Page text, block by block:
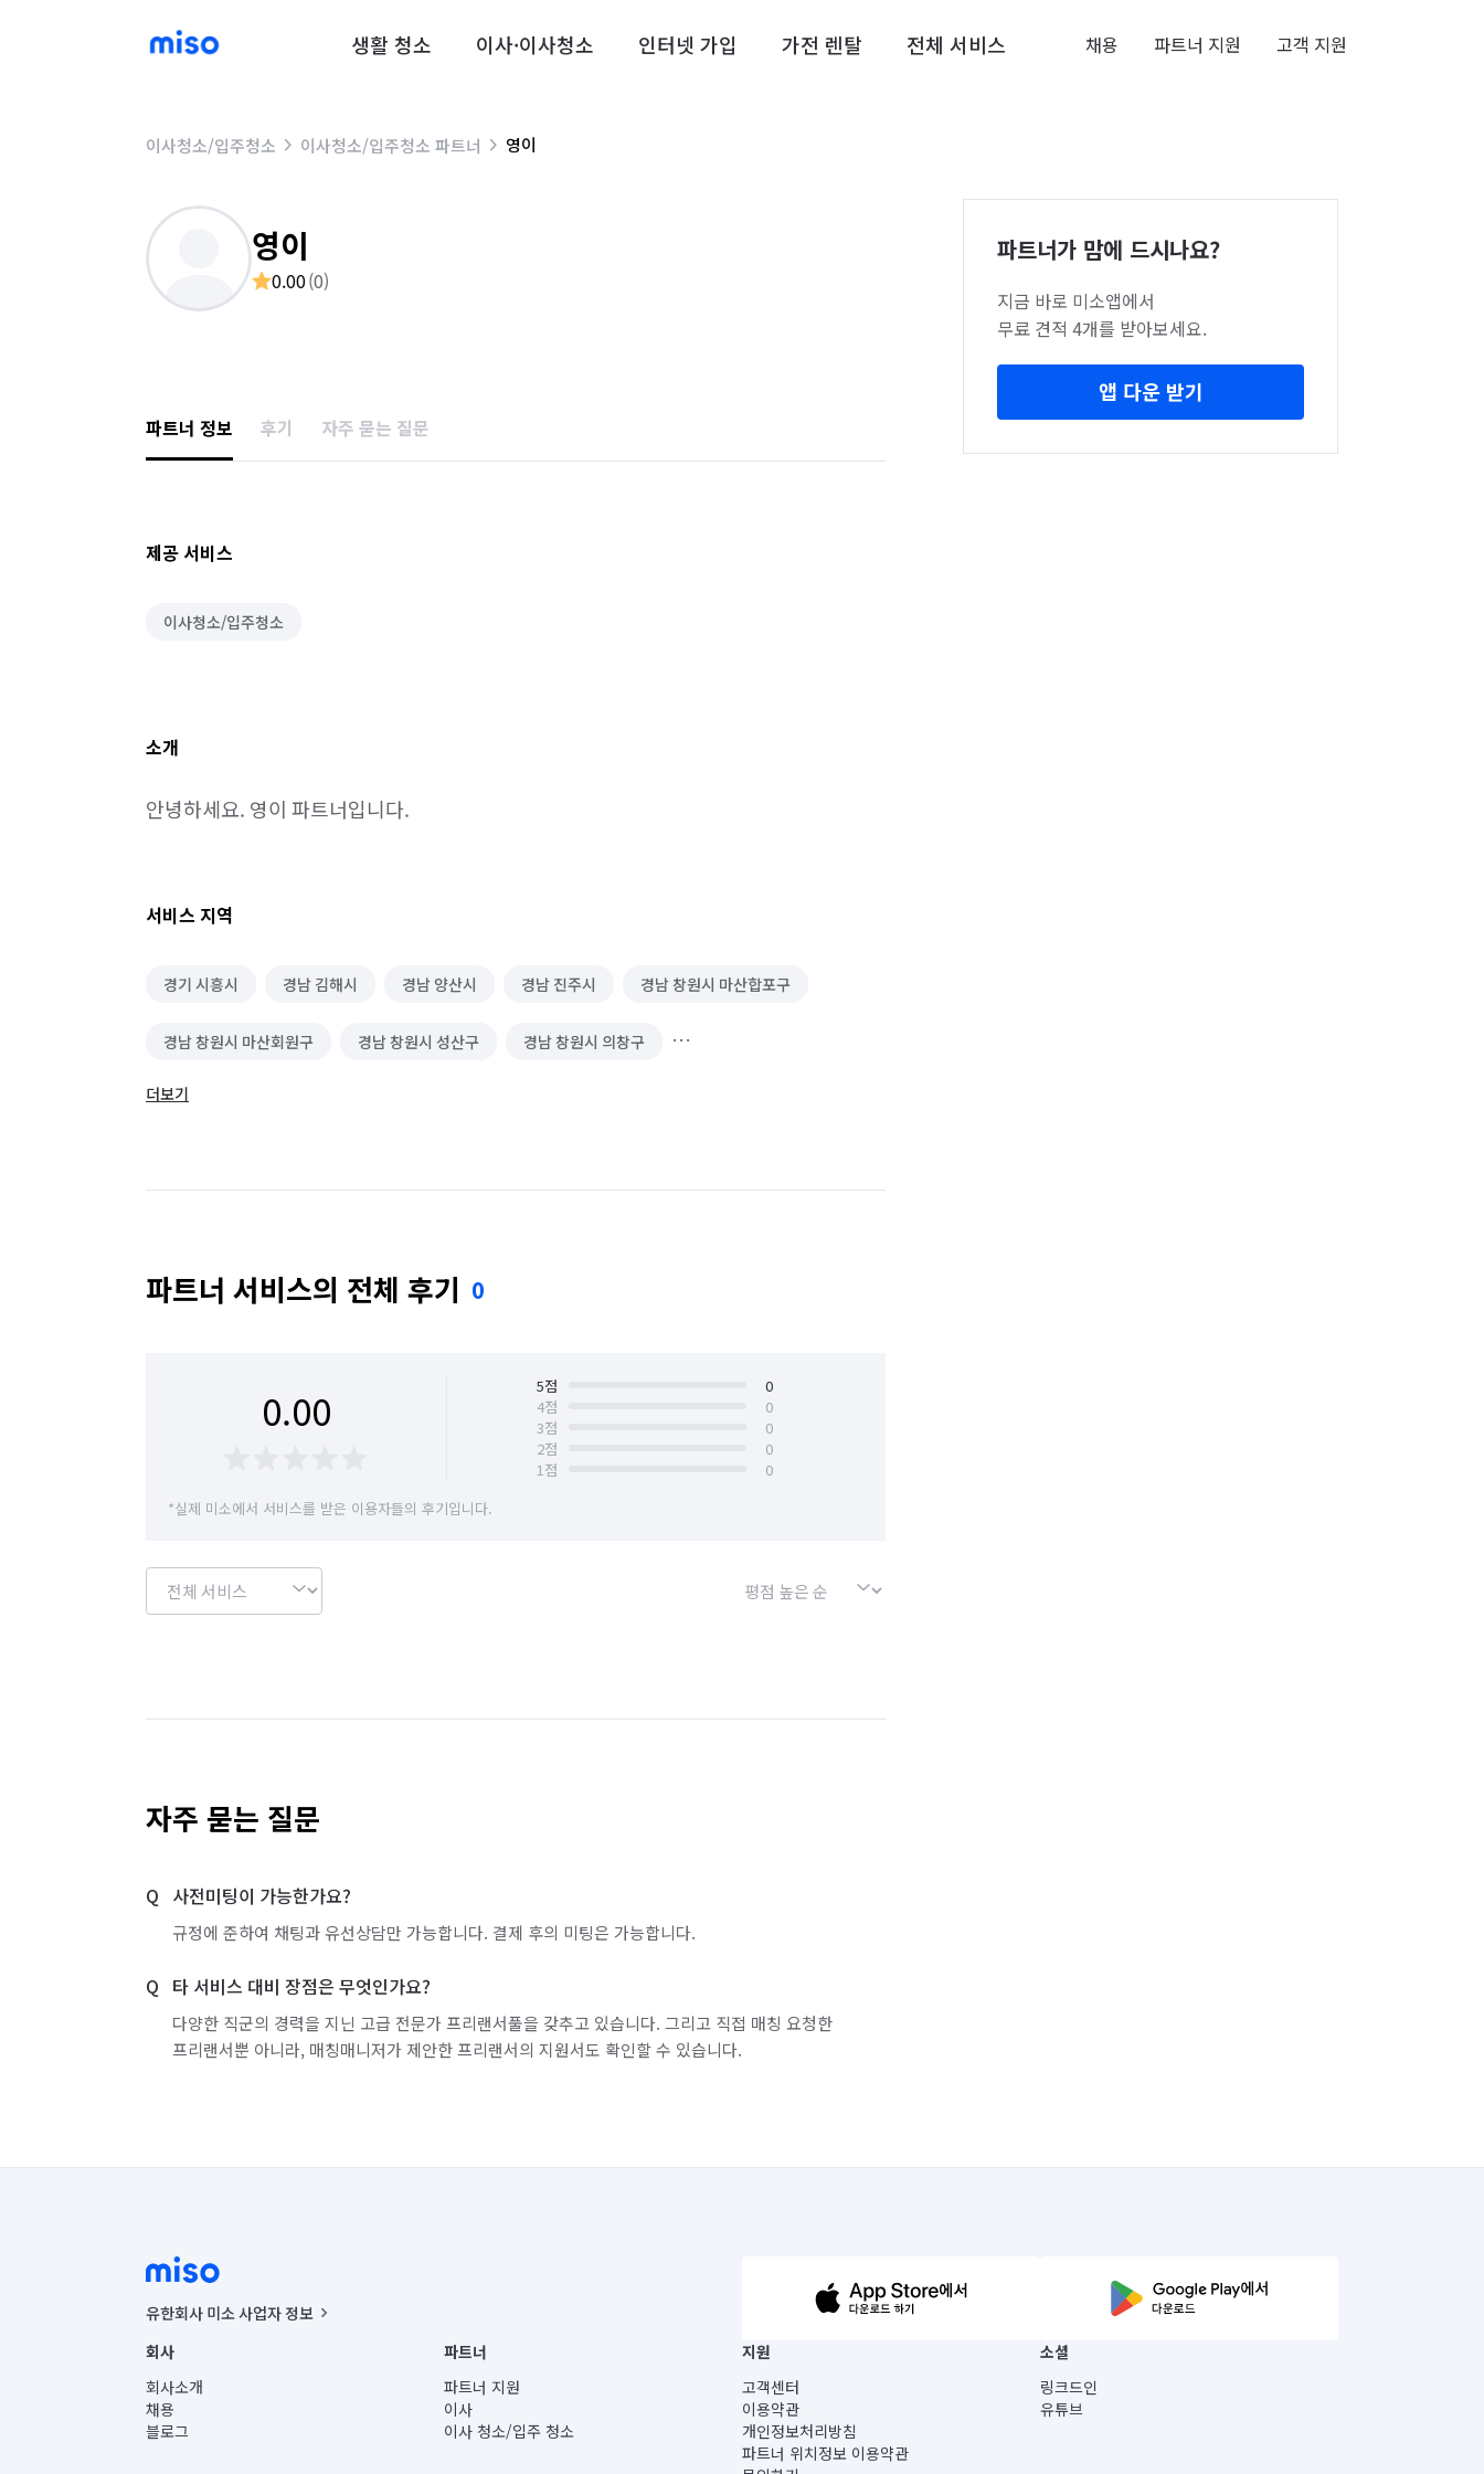
생활 청소 이사·이사청소 인터넷 가입 가전 렌탈 전체 서비스 채용 파트너 지원 고객 지원
이사청소/입주청소 이사청소/입주청소 파트너 영이
영이
0.00(0)
파트너 정보 후기 자주 묻는 질문
제공 서비스
이사청소/입주청소
소개
안녕하세요. 영이 파트너입니다.
서비스 지역
경기 시흥시 경남 김해시 경남 양산시 경남 진주시 경남 창원시 마산합포구
경남 창원시 마산회원구 경남 창원시 성산구 경남 창원시 의창구
경남 창원시 진해구
더보기
파트너 서비스의 전체 후기 0
0.00 5점
0
4점
0
3점
0
2점
0
1점
0
*실제 미소에서 서비스를 받은 이용자들의 후기입니다.
자주 묻는 질문
사전미팅이 가능한가요?
규정에 준하여 채팅과 유선상담만 가능합니다. 결제 후의 미팅은 가능합니다.
타 서비스 대비 장점은 무엇인가요?
다양한 직군의 경력을 지닌 고급 전문가 프리랜서풀을 갖추고 있습니다. 그리고 직접 매칭 요청한
프리랜서뿐 아니라, 매칭매니저가 제안한 프리랜서의 지원서도 확인할 수 있습니다.
파트너가 맘에 드시나요?
지금 바로 미소앱에서
무료 견적 4개를 받아보세요.
앱 다운 받기
유한회사 미소 사업자 정보
사업자등록번호 : 291-87-00271 | 인허가번호 : 2016-3220163-14-5-00019 |
통신판매신고번호 : 2024-서울종로-1400(공정거래위원회 정보) |
대표이사 : CHING VICTOR COLUMBIA RHEE
주소 | 본사: 서울특별시 종로구 율곡로 6(중학동, 트윈트리빌딩) B동 5층
컨택센터 : 서울특별시 종로구 수송동 율곡로 24, 7층, 8층 미소
회사
회사소개
채용
블로그
파트너
파트너 지원
이사
이사 청소/입주 청소
지원
고객센터
이용약관
개인정보처리방침
파트너 위치정보 이용약관
소셜
링크드인
유튜브